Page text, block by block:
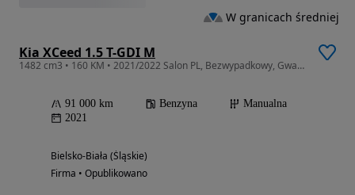
Kia XCeed 1.5 T-GDI M
1482 cm3 • 160 KM • 2021/2022 Salon PL, Bezwypadkowy, Gwarancja 2029, FV23%
91 000 km Benzyna
Manualna
2021
Bielsko-Biała (Śląskie)
Firma • Opublikowano
W granicach średniej